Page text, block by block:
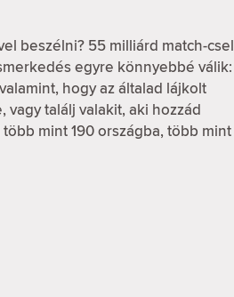
beszélni? 55 milliárd match-csel
egyre könnyebbé válik:
hogy az általad lájkolt
találj valakit, aki hozzád
mint 190 országba, több mint